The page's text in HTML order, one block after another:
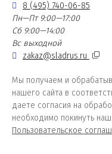
8 (495) 740-06-85
Пн—Пт 9:00—17:00
Сб 9:00—14:00
Вс выходной
zakaz@sladrus.ru
Мы получаем и
нашего сайта в
даете согласия на
необходимо покинуть наш
Пользовательское